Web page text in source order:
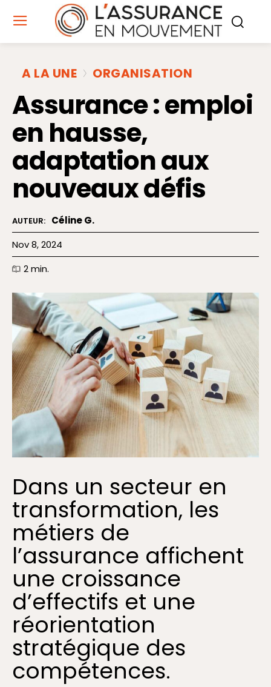
A LA UNE ORGANISATION
Assurance : emploi
en hausse,
adaptation aux
nouveaux défis
AUTEUR: Céline G.
Nov 8, 2024
2min.
Dans un secteur en
transformation, les
métiers de
l’assurance affichent
une croissance
d’effectifs et une
réorientation
stratégique des
compétences.